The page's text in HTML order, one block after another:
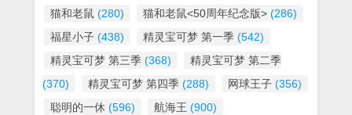
猫和老鼠 (280) 猫和老鼠<50周年纪念版> (286)
福星小子 (438) 精灵宝可梦 第一季 (542)
精灵宝可梦 第三季 (368)
精灵宝可梦 第二季
(370)
精灵宝可梦 第四季 (288) 网球王子 (356)
聪明的一休 (596) 航海王 (900)